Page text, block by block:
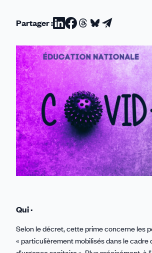
Partager :Partager
sur
Linkedin
Partager
sur
Facebook
Partager
sur
Threads
Partager
sur
Bluesky
Partager
par
email
Qui ·
Selon le décret, cette prime concerne les
« particulièrement mobilisés dans le cadre